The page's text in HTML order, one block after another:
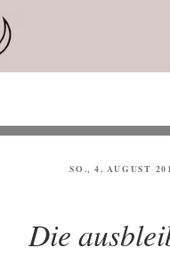
Inhalt
springen
SO., 4. AUGUST
Die